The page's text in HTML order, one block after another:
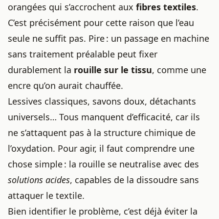
orangées qui s’accrochent aux fibres textiles.
C’est précisément pour cette raison que l’eau
seule ne suffit pas. Pire : un passage en machine
sans traitement préalable peut fixer
durablement la rouille sur le tissu, comme une
encre qu’on aurait chauffée.
Lessives classiques, savons doux, détachants
universels… Tous manquent d’efficacité, car ils
ne s’attaquent pas à la structure chimique de
l’oxydation. Pour agir, il faut comprendre une
chose simple : la rouille se neutralise avec des
solutions acides, capables de la dissoudre sans
attaquer le textile.
Bien identifier le problème, c’est déjà éviter la